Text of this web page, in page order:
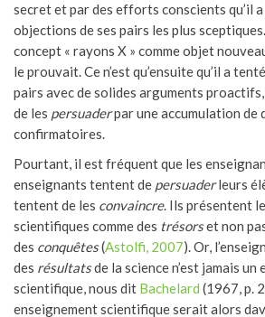
secret et par des efforts conscients qu’il
objections de ses pairs les plus
concept « rayons X » comme objet
le prouvait. Ce n’est qu’ensuite qu’il a
pairs avec de solides arguments proactifs,
de les persuaderpar une accumulation de
confirmatoires.
Pourtant, il est fréquent que les
enseignants tentent de persuaderleurs
tentent de les convaincre. Ils présentent
scientifiques comme des trésorset non
des conquêtes(Astolfi, 2007). Or,
des résultatsde la science n’est jamais un
scientifique, nous dit Bachelard (1967, p.
enseignement scientifique serait alors